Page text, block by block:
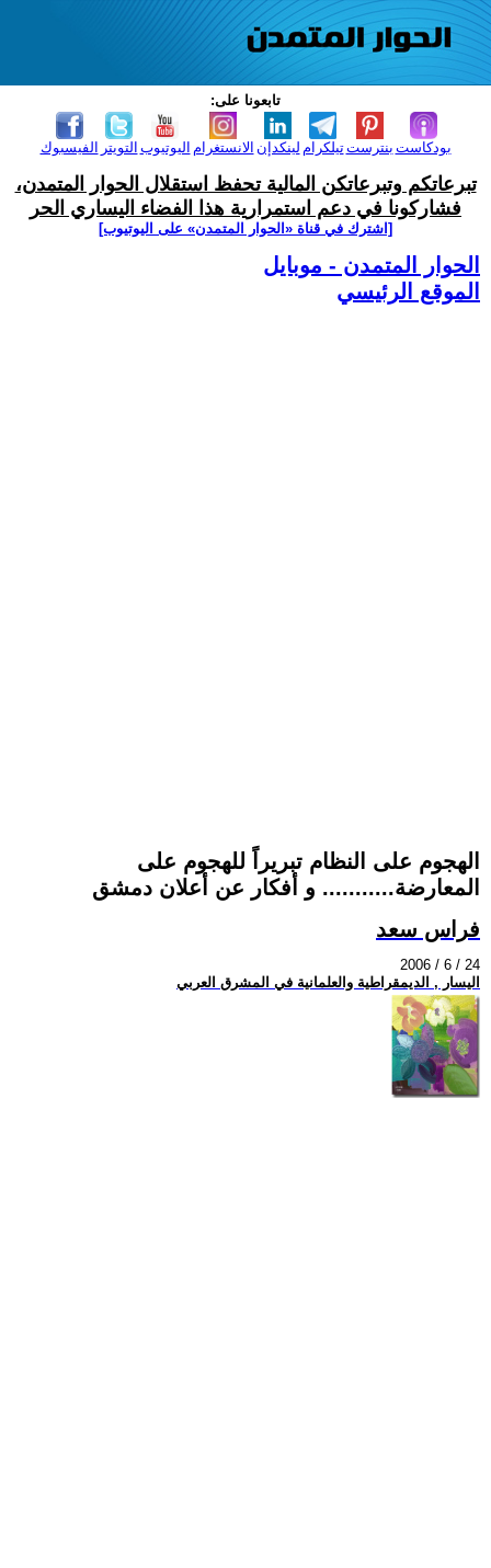
تابعونا على:
الفيسبوك التويتر اليوتيوب الانستغرام لينكدإن تيلكرامبنترست بودكاست
تبرعاتكم وتبرعاتكن المالية تحفظ استقلال الحوار المتمدن،
فشاركونا في دعم استمرارية هذا الفضاء اليساري الحر
[اشترك في قناة ‫«الحوار المتمدن» على اليوتيوب]
الحوار المتمدن - موبايل
الموقع الرئيسي
الهجوم على النظام تبريراً للهجوم على
المعارضة........... و أفكار عن أعلان دمشق
فراس سعد
2006 / 6 / 24
اليسار , الديمقراطية والعلمانية في المشرق العربي